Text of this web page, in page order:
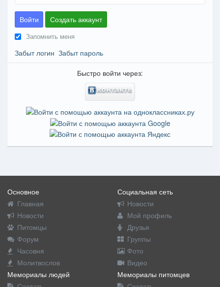
Войти Создать аккаунт
Запомнить меня
Забыт логин Забыт пароль
Быстро войти через:
Основное
Главная
Новости
Питомцы
Форум
Часовня
Молитвослов
Социальная сеть
Новости
Мой профиль
Друзья
Группы
Фото
Видео
Мемориалы людей
Мемориалы питомцев